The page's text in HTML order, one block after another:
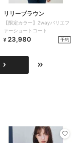
リリーブラウン
【限定カラー】2wayバリエフ
ァーショートコート
¥ 23,980 予約